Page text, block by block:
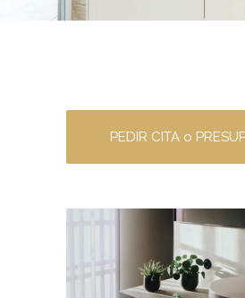
PEDIR CITA o